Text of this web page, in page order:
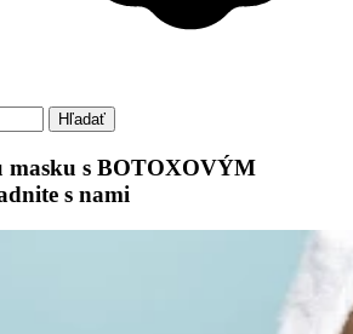
Hľadať
masku s BOTOXOVÝM
s nami